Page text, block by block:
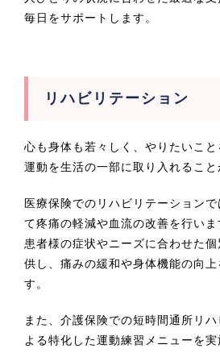
毎日をサポートします。
リハビリテーション
心も身体も若々しく、やりたいこと
運動を生活の一部に取り入れること
医療保険でのリハビリテーション
て疼痛の軽減や血流の改善を行いま
患者様の症状やニーズに合わせた
供し、痛みの緩和や身体機能の向上
す。
また、介護保険での短時間通所リ
よる特化した運動練習メニューを実